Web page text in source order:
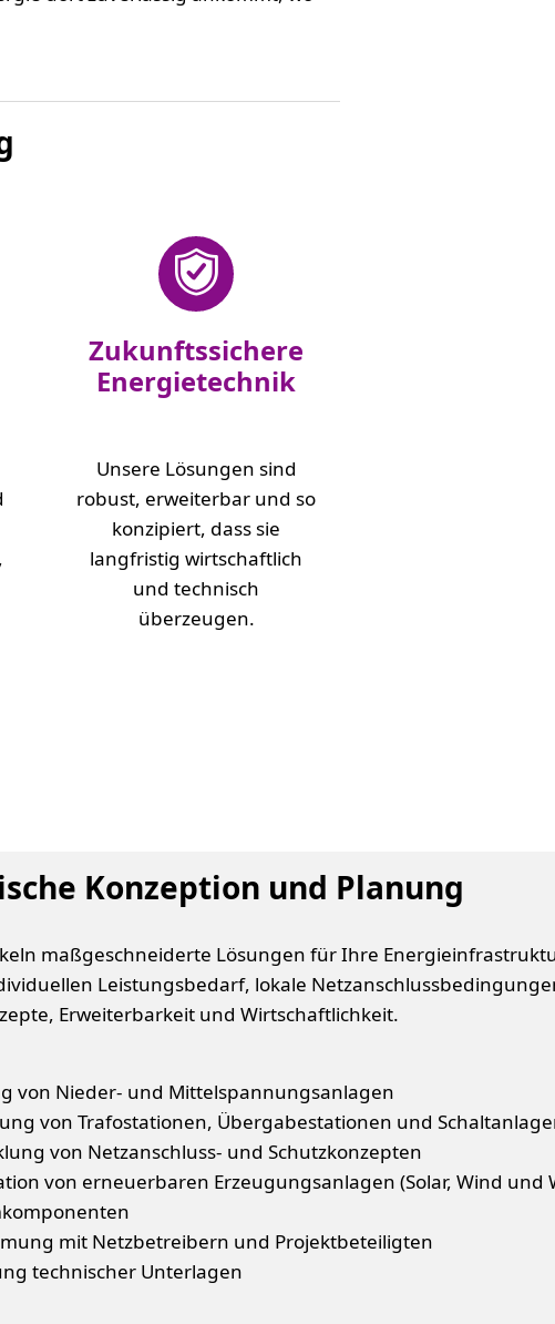
Zukunftssichere
Energietechnik
Unsere Lösungen sind
robust, erweiterbar und so
konzipiert, dass sie
langfristig wirtschaftlich
und technisch
überzeugen.
Konzeption und Planung
maßgeschneiderte Lösungen für Ihre
Leistungsbedarf, lokale
Erweiterbarkeit und Wirtschaftlichkeit.
von Nieder- und Mittelspannungsanlagen
von Trafostationen, Übergabestationen und
von Netzanschluss- und Schutzkonzepten
von erneuerbaren Erzeugungsanlagen (Solar, Wind und
mit Netzbetreibern und Projektbeteiligten
technischer Unterlagen